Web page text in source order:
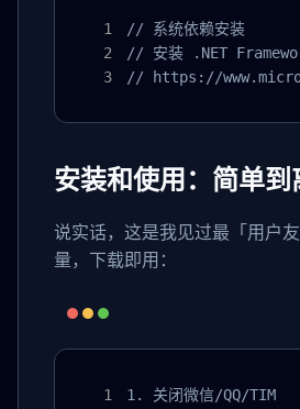
// 系统依赖安装
// 安装 .NET
// https://
安装和使用：简单到
说实话，这是我见过最「用户
量，下载即用：
1. 关闭微信/QQ/TIM